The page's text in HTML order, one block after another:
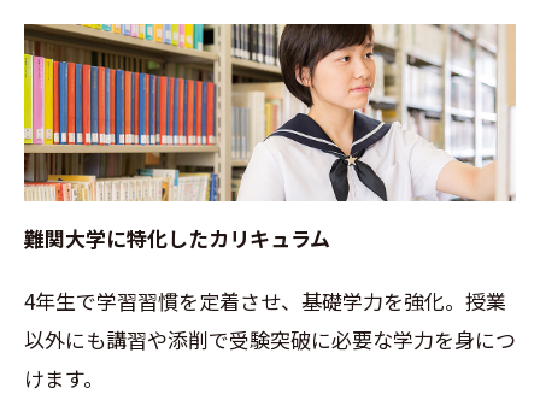
難関大学に特化したカリキュラム
4年生で学習習慣を定着させ、基礎学力を強化。授業
以外にも講習や添削で受験突破に必要な学力を身につ
けます。